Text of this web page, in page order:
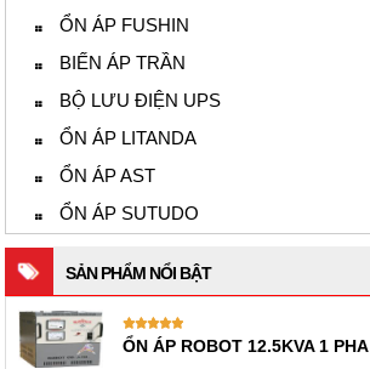
ỔN ÁP FUSHIN
BIẾN ÁP TRẦN
BỘ LƯU ĐIỆN UPS
ỔN ÁP LITANDA
ỔN ÁP AST
ỔN ÁP SUTUDO
SẢN PHẨM NỔI BẬT
ỔN ÁP ROBOT 12.5KVA 1 PHA